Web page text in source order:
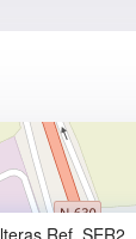
Ref. SER2